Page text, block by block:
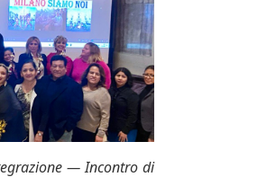
— Incontro di